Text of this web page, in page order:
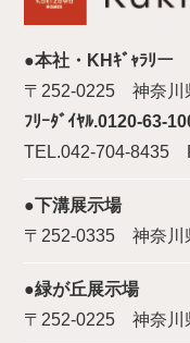
●本社・KHｷﾞｬﾗﾘー
〒252-0225 神奈川
ﾌﾘｰﾀﾞｲﾔﾙ.0120-63-
TEL.042-704-8435
●下溝展示場
〒252-0335 神奈川
●緑が丘展示場
〒252-0225 神奈川